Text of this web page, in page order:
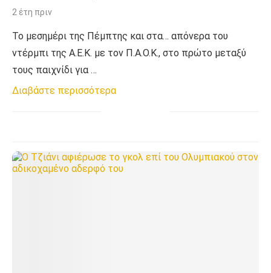
2 έτη πριν
Το μεσημέρι της Πέμπτης και στα… απόνερα του
ντέρμπι της Α.Ε.Κ. με τον Π.Α.Ο.Κ., στο πρώτο μεταξύ
τους παιχνίδι για …
Διαβάστε περισσότερα